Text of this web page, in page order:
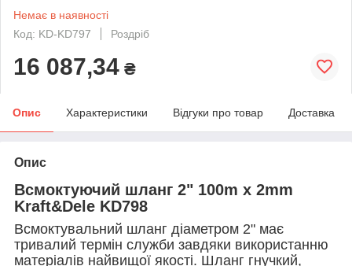
Немає в наявності
Код: KD-KD797
Роздріб
16 087,34 ₴
Опис Характеристики Відгуки про товар Доставка
Опис
Всмоктуючий шланг 2" 100m x 2mm
Kraft&Dele KD798
Всмоктувальний шланг діаметром 2" має
тривалий термін служби завдяки використанню
матеріалів найвищої якості. Шланг гнучкий,